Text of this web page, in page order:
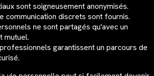
sont soigneusement anonymisés.
communication discrets sont fournis.
ne sont partagés qu'avec un
mutuel.
garantissent un parcours de